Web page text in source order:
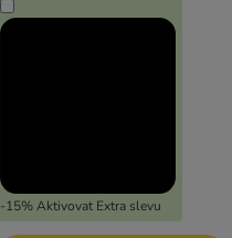
-15% Aktivovat Extra slevu